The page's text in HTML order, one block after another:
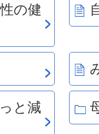
の健
と減